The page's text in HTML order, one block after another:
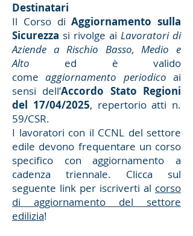
Destinatari
Il Corso diAggiornamento sulla
Sicurezza si rivolge ai Lavoratori di
Aziende a Rischio Basso, Medio e
Alto ed è valido
comeaggiornamento periodico ai
sensi dell’Accordo Stato Regioni
del 17/04/2025, repertorio atti n.
59/CSR.
I lavoratori con il CCNL del settore
edile devono frequentare un corso
specifico con aggiornamento a
cadenza triennale. Clicca sul
seguente link per iscriverti al corso
di aggiornamento del settore
edilizia!